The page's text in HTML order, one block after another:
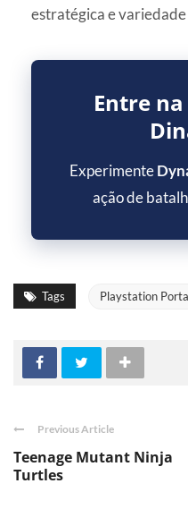
estratégica e variedade
Entre
Experimente
ação de
Tags Playstation
Previous Article
Teenage Mutant Ninja
Turtles